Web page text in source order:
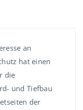
an
hat einen
die
und Tiefbau
der